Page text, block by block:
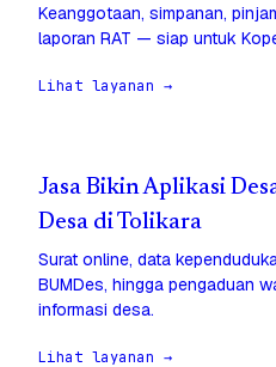
Keanggotaan, simpanan,
laporan RAT — siap untuk
Lihat layanan →
Jasa Bikin Aplikasi
Desa di Tolikara
Surat online, data
BUMDes, hingga pengaduan
informasi desa.
Lihat layanan →